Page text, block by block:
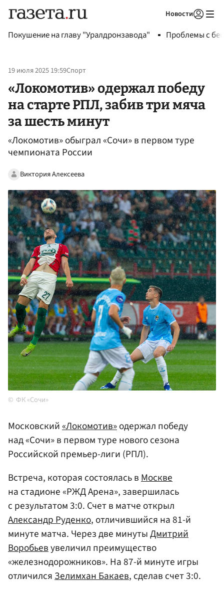
Новости
Покушение на главу "Уралдронзавода" Проблемы с
19 июля 2025 19:59Спорт
«Локомотив» одержал победу
на старте РПЛ, забив три мяча
за шесть минут
«Локомотив» обыграл «Сочи» в первом туре
чемпионата России
Виктория Алексеева
ФК «Сочи»
Московский«Локомотив»одержал победу
над «Сочи» в первом туре нового сезона
Российской премьер-лиги (РПЛ).
Встреча, которая состоялась вМоскве
на стадионе «РЖД Арена», завершилась
с результатом 3:0. Счет в матче открыл
Александр Руденко, отличившийся на 81-й
минуте матча. Через две минутыДмитрий
Воробьевувеличил преимущество
«железнодорожников». На 87-й минуте игры
отличилсяЗелимхан Бакаев, сделав счет 3:0.